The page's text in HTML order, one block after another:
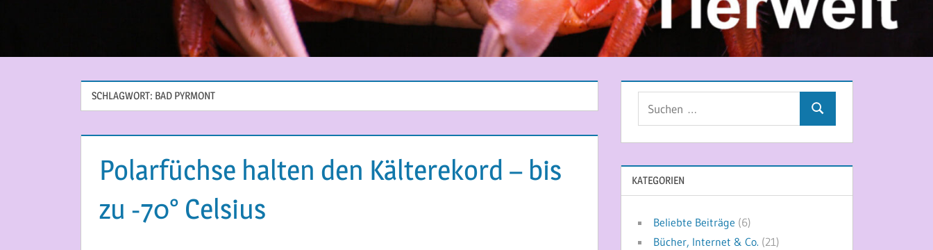
SCHLAGWORT: BAD PYRMONT
Polarfüchse halten den Kälterekord – bis
zu -70° Celsius
Suchen
KATEGORIEN
Beliebte Beiträge (6)
Bücher, Internet & Co. (21)